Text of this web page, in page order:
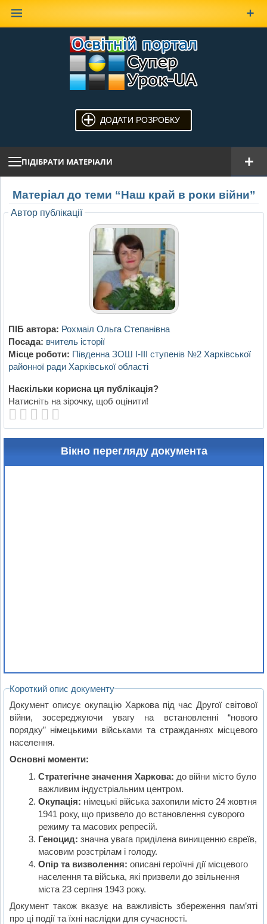
ДОДАТИ РОЗРОБКУ
ПІДІБРАТИ МАТЕРІАЛИ
Матеріал до теми “Наш край в роки війни”
Автор публікації
ПІБ автора: Рохмаіл Ольга Степанівна
Посада: вчитель історії
Місце роботи: Південна ЗОШ І-ІІІ ступенів №2 Харківської
районної ради Харківської області
Наскільки корисна ця публікація?
Натисніть на зірочку, щоб оцінити!
Вікно перегляду документа
Короткий опис документу
Документ описує окупацію Харкова під час Другої світової
війни, зосереджуючи увагу на встановленні “нового
порядку” німецькими військами та стражданнях місцевого
населення.
Основні моменти:
Стратегічне значення Харкова: до війни місто було
важливим індустріальним центром.
Окупація: німецькі війська захопили місто 24 жовтня
1941 року, що призвело до встановлення суворого
режиму та масових репресій.
Геноцид: значна увага приділена винищенню євреїв,
масовим розстрілам і голоду.
Опір та визволення: описані героїчні дії місцевого
населення та війська, які призвели до звільнення
міста 23 серпня 1943 року.
Документ також вказує на важливість збереження пам’яті
про ці події та їхні наслідки для сучасності.